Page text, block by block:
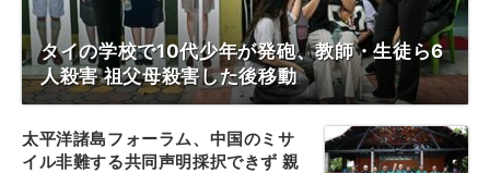
タイの学校で10代少年が発砲、教師・生徒ら6
人殺害 祖父母殺害した後移動
太平洋諸島フォーラム、中国のミサ
イル非難する共同声明採択できず 親